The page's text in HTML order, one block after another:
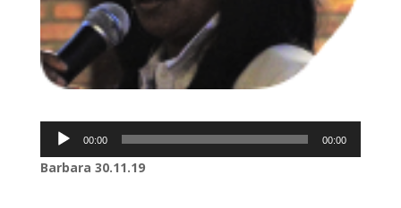
Lecteur
00:00 00:00
Barbara 30.11.19